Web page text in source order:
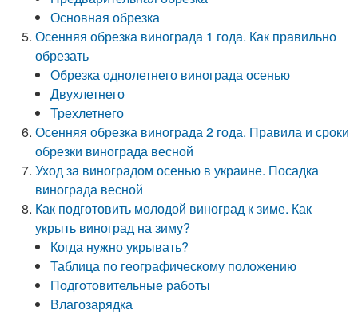
Основная обрезка
Осенняя обрезка винограда 1 года. Как правильно
обрезать
Обрезка однолетнего винограда осенью
Двухлетнего
Трехлетнего
Осенняя обрезка винограда 2 года. Правила и сроки
обрезки винограда весной
Уход за виноградом осенью в украине. Посадка
винограда весной
Как подготовить молодой виноград к зиме. Как
укрыть виноград на зиму?
Когда нужно укрывать?
Таблица по географическому положению
Подготовительные работы
Влагозарядка